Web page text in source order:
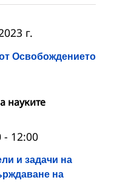
Освобождението
г.
науките
и задачи на
на
- 12:00